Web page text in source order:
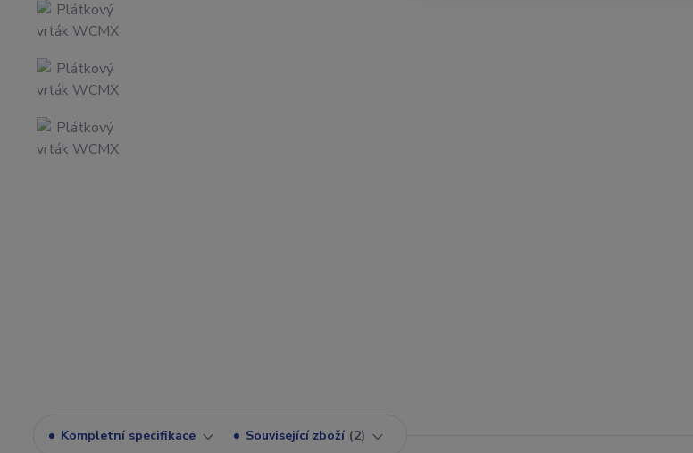
Kompletní specifikace Související zboží 2